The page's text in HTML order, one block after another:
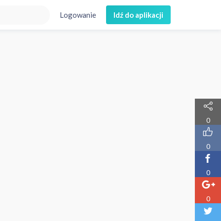
Logowanie Idź do aplikacji
0
0
0
0